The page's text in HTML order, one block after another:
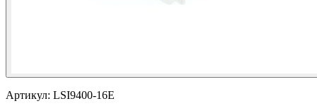
Артикул: LSI9400-16E